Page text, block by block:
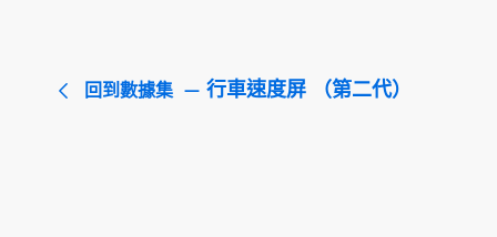
回到數據集 行車速度屏 （第二代）